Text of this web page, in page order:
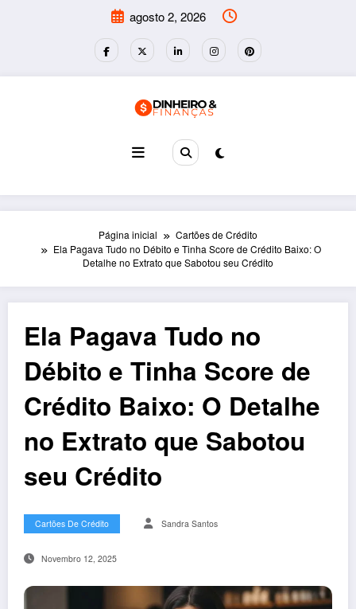
agosto 2, 2026
Página inicial
Cartões de Crédito
Ela Pagava Tudo no Débito e Tinha Score de Crédito Baixo: O
Detalhe no Extrato que Sabotou seu Crédito
Ela Pagava Tudo no
Débito e Tinha Score de
Crédito Baixo: O Detalhe
no Extrato que Sabotou
seu Crédito
Cartões De Crédito Sandra Santos
Novembro 12, 2025